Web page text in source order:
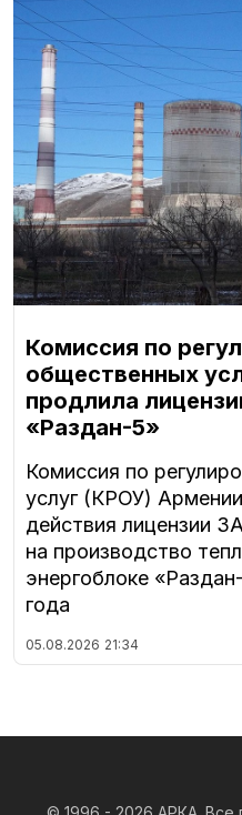
Комиссия по
общественных
продлила
«Раздан-5»
Комиссия по
услуг (КРОУ)
действия лицензии
на производство
энергоблоке
года
05.08.2026 21:34